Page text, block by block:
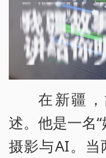
在新疆
述。他是一名“
摄影与AI。当